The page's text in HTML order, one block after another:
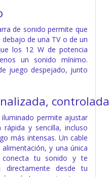
de sonido permite que
de una TV o de un
los 12 W de potencia
un sonido mínimo.
juego despejado, junto
controlada
permite ajustar
y sencilla, incluso
más intensas. Un cable
y una única
tu sonido y te
directamente desde tu